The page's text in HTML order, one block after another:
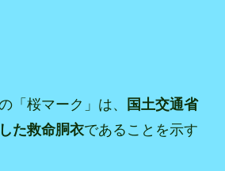
「桜マーク」は、
国土交通省
た救命胴衣であることを示す